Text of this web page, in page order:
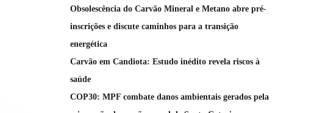
Obsolescência do Carvão Mineral e Metano abre pré-
inscrições e discute caminhos para a transição
energética
Carvão em Candiota: Estudo inédito revela riscos à
saúde
COP30: MPF combate danos ambientais gerados pela